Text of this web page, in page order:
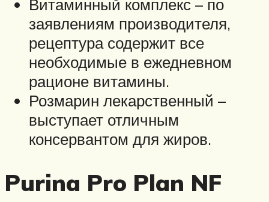
Витаминный комплекс – по
заявлениям производителя,
рецептура содержит все
необходимые в ежедневном
рационе витамины.
Розмарин лекарственный –
выступает отличным
консервантом для жиров.
Purina Pro Plan NF